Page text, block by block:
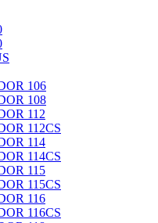
106
108
112
112CS
114
114CS
115
115CS
116
116CS